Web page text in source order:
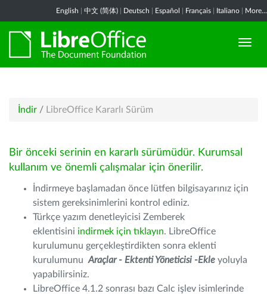
English 中文 (简体) Deutsch Español Français Italiano More...
İndir / LibreOffice Kararlı Sürüm
Bir önceki serinin en kararlı sürümüdür. Kurumsal
kullanım ve önemli çalışmalar için önerilir.
İndirmeye başlamadan önce lütfen bilgisayarınız için
sistem gereksinimlerini kontrol ediniz.
Türkçe yazım denetleyicisi Zemberek
eklentisini indirmek için tıklayın. LibreOffice
kurulumunu gerçekleştirdikten sonra eklenti
kurulumunu Araçlar - Ektenti Yöneticisi -Ekle yoluyla
yapabilirsiniz.
LibreOffice 4.1.2 sonrası bazı Calc işlev isimlerinde